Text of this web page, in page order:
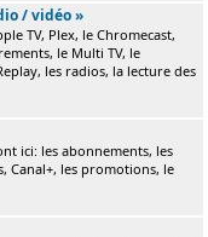
/ vidéo »
TV, Plex, le Chromecast,
le Multi TV, le
les radios, la lecture des
ici: les abonnements, les
Canal+, les promotions, le